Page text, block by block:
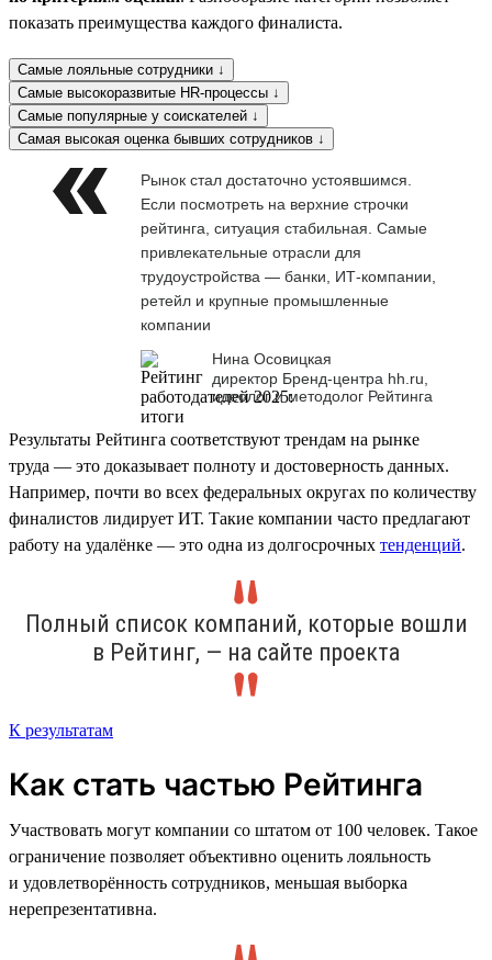
показать преимущества каждого финалиста.
Самые лояльные сотрудники ↓
Самые высокоразвитые HR-процессы ↓
Самые популярные у соискателей ↓
Самая высокая оценка бывших сотрудников ↓
Рынок стал достаточно устоявшимся.
Если посмотреть на верхние строчки
рейтинга, ситуация стабильная. Самые
привлекательные отрасли для
трудоустройства — банки, ИТ-компании,
ретейл и крупные промышленные
компании
Нина Осовицкая
директор Бренд-центра hh.ru,
идеолог и методолог Рейтинга
Результаты Рейтинга соответствуют трендам на рынке
труда — это доказывает полноту и достоверность данных.
Например, почти во всех федеральных округах по количеству
финалистов лидирует ИТ. Такие компании часто предлагают
работу на удалёнке — это одна из долгосрочных тенденций.
Полный список компаний, которые вошли
в Рейтинг, — на сайте проекта
К результатам
Как стать частью Рейтинга
Участвовать могут компании со штатом от 100 человек. Такое
ограничение позволяет объективно оценить лояльность
и удовлетворённость сотрудников, меньшая выборка
нерепрезентативна.